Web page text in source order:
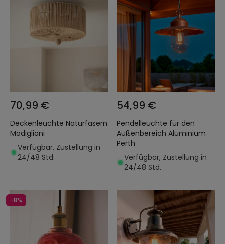
70,99 €
Deckenleuchte Naturfasern
Modigliani
Verfügbar, Zustellung in
24/48 Std.
54,99 €
Pendelleuchte für den
Außenbereich Aluminium
Perth
Verfügbar, Zustellung in
24/48 Std.
-8%